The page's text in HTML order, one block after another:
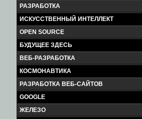
РАЗРАБОТКА
ИСКУССТВЕННЫЙ ИНТЕЛЛЕКТ
OPEN SOURCE
БУДУЩЕЕ ЗДЕСЬ
ВЕБ-РАЗРАБОТКА
КОСМОНАВТИКА
РАЗРАБОТКА ВЕБ-САЙТОВ
GOOGLE
ЖЕЛЕЗО